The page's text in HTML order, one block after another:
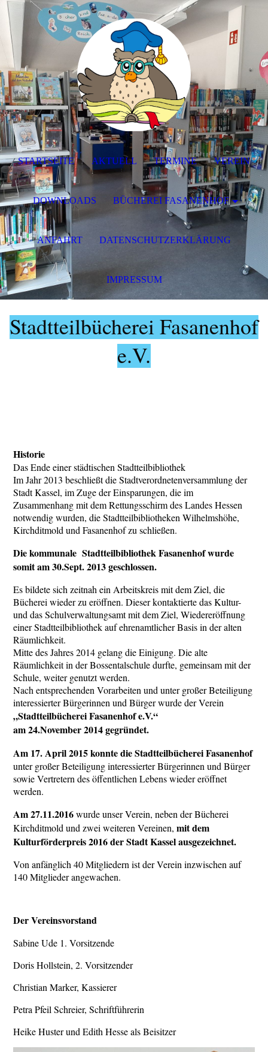
Stadtteilbücherei Fasanenhof
e.V.
Historie
Das Ende einer städtischen Stadtteilbibliothek
Im Jahr 2013 beschließt die Stadtverordnetenversammlung der
Stadt Kassel, im Zuge der Einsparungen, die im
Zusammenhang mit dem Rettungsschirm des Landes Hessen
notwendig wurden, die Stadtteilbibliotheken Wilhelmshöhe,
Kirchditmold und Fasanenhof zu schließen.
Die kommunale Stadtteilbibliothek Fasanenhof wurde
somit am 30.Sept. 2013 geschlossen.
Es bildete sich zeitnah ein Arbeitskreis mit dem Ziel, die
Bücherei wieder zu eröffnen. Dieser kontaktierte das Kultur-
und das Schulverwaltungsamt mit dem Ziel, Wiedereröffnung
einer Stadtteilbibliothek auf ehrenamtlicher Basis in der alten
Räumlichkeit.
Mitte des Jahres 2014 gelang die Einigung. Die alte
Räumlichkeit in der Bossentalschule durfte, gemeinsam mit der
Schule, weiter genutzt werden.
Nach entsprechenden Vorarbeiten und unter großer Beteiligung
interessierter Bürgerinnen und Bürger wurde der Verein
„Stadtteilbücherei Fasanenhof e.V.“
am 24.November 2014 gegründet.
Am 17. April 2015 konnte die Stadtteilbücherei Fasanenhof
unter großer Beteiligung interessierter Bürgerinnen und Bürger
sowie Vertretern des öffentlichen Lebens wieder eröffnet
werden.
Am 27.11.2016wurde unser Verein, neben der Bücherei
Kirchditmold und zwei weiteren Vereinen,mit dem
Kulturförderpreis 2016 der Stadt Kassel ausgezeichnet.
Von anfänglich 40 Mitgliedern ist der Verein inzwischen auf
140 Mitglieder angewachen.
Der Vereinsvorstand
Sabine Ude 1. Vorsitzende
Doris Hollstein, 2. Vorsitzender
Christian Marker, Kassierer
Petra Pfeil Schreier, Schriftführerin
Heike Huster und Edith Hesse als Beisitzer
STARTSEITE AKTUELL TERMINE VEREIN
DOWNLOADS BÜCHEREI FASANENHOF
ANFAHRT DATENSCHUTZERKLÄRUNG
IMPRESSUM